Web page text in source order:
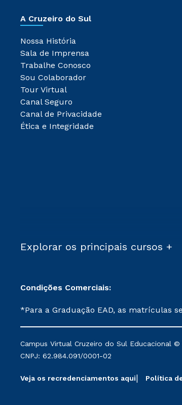
A Cruzeiro do Sul
Nossa História
Sala de Imprensa
Trabalhe Conosco
Sou Colaborador
Tour Virtual
Canal Seguro
Canal de Privacidade
Ética e Integridade
Explorar os principais cursos +
Condições Comerciais:
*Para a Graduação EAD, as matrículas
mantidos conforme negociação.
serviços.
Campus Virtual Cruzeiro do Sul Educacional
CNPJ: 62.984.091/0001-02
Veja os recredenciamentos aqui Política